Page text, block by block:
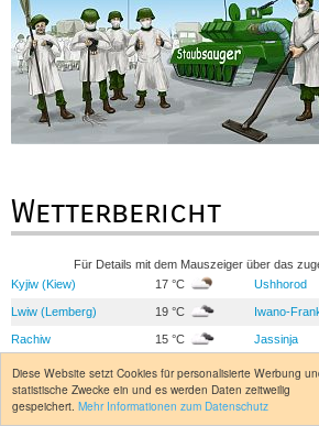
Diese Website setzt Cookies für personalisierte Werbung
statistische Zwecke ein und es werden Daten zeitweilig
gespeichert. Mehr Informationen zum Datenschutz
Wetterbericht
Für Details mit dem Mauszeiger über das
Kyjiw (Kiew)
17 °C Ushhorod
Lwiw (Lemberg) 19 °C Iwano-
Rachiw 15 °C Jassinja
Ternopil 18 °C
Luzk 17 °C Riwne